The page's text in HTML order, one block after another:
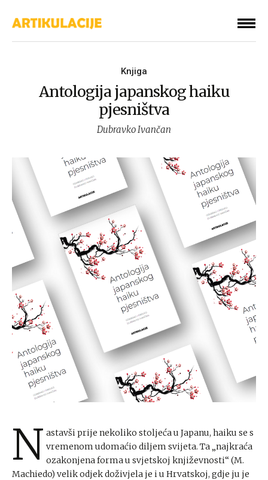
Knjiga
Antologija japanskog haiku
pjesništva
Dubravko Ivančan
N astavši prije nekoliko stoljeća u Japanu, haiku se s
vremenom udomaćio diljem svijeta. Ta „najkraća
ozakonjena forma u svjetskoj književnosti“ (M.
Machiedo) velik odjek doživjela je i u Hrvatskoj, gdje ju je